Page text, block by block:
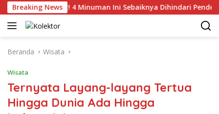
Langsung
ke
konten
Breaking News
Catat! 4 Minuman Ini Sebaiknya Dihindari Penderita
Beranda Wisata
Wisata
Ternyata Layang-layang Tertua
Hingga Dunia Ada Hingga